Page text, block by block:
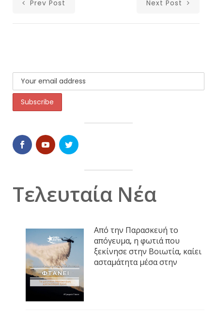
Prev Post Next Post
Τελευταία Νέα
Από την Παρασκευή το
απόγευμα, η φωτιά που
ξεκίνησε στην Βοιωτία, καίει
ασταμάτητα μέσα στην